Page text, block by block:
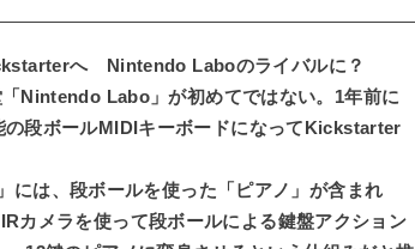
へ Nintendo Laboのライバルに？
Nintendo Labo」が初めてではない。1年前に
段ボールMIDIキーボードになってKickstarter
は、段ボールを使った「ピアノ」が含まれ
メラを使って段ボールによる鍵盤アクション